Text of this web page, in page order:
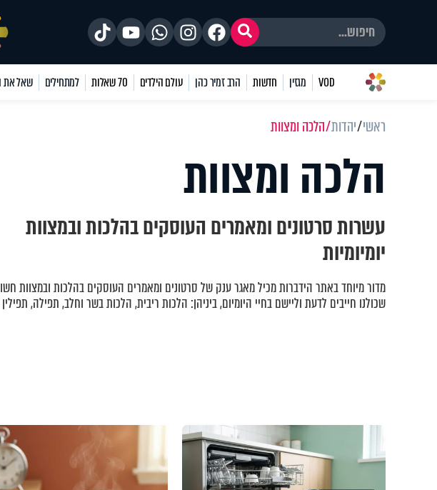
VOD מגזין חדשות הרב זמיר כהן עולם הילדים 70 שאלות למתחילים שאל את
ראשי יהדות הלכה ומצוות
הלכה ומצוות
עשרות סרטונים ומאמרים העוסקים בהלכות ובמצוות
יומיומיות
מדור מיוחד באתר הידברות מכיל מאגר ענק של סרטונים ומאמרים העוסקים בהלכות ובמצוות
שכולנו חייבים לדעת וליישם בחיי היומיום, ביניהן: הלכות ריבית, הלכות בשר וחלב, תפילה, תפילין